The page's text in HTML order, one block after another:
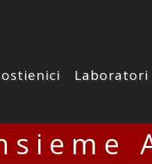
Laboratori